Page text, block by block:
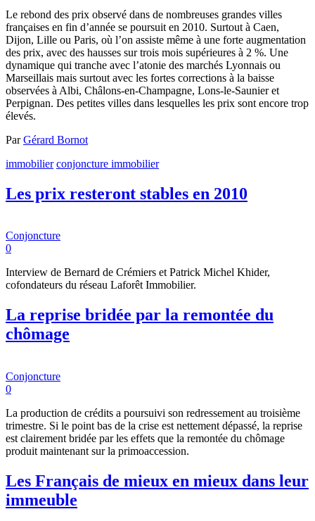
Le rebond des prix observé dans de nombreuses grandes villes
françaises en fin d’année se poursuit en 2010. Surtout à Caen,
Dijon, Lille ou Paris, où l’on assiste même à une forte augmentation
des prix, avec des hausses sur trois mois supérieures à 2 %. Une
dynamique qui tranche avec l’atonie des marchés Lyonnais ou
Marseillais mais surtout avec les fortes corrections à la baisse
observées à Albi, Châlons-en-Champagne, Lons-le-Saunier et
Perpignan. Des petites villes dans lesquelles les prix sont encore trop
élevés.
ParGérard Bornot
immobilier conjoncture immobilier
Les prix resteront stables en 2010
Conjoncture
0
Interview de Bernard de Crémiers et Patrick Michel Khider,
cofondateurs du réseau Laforêt Immobilier.
La reprise bridée par la remontée du
chômage
Conjoncture
0
La production de crédits a poursuivi son redressement au troisième
trimestre. Si le point bas de la crise est nettement dépassé, la reprise
est clairement bridée par les effets que la remontée du chômage
produit maintenant sur la primoaccession.
Les Français de mieux en mieux dans leur
immeuble